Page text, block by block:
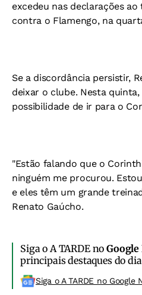
excedeu nas declarações
contra o Flamengo, na
Se a discordância persistir,
deixar o clube. Nesta
possibilidade de ir para o
"Estão falando que o
ninguém me procurou.
e eles têm um grande
Renato Gaúcho.
Siga o A TARDE no
principais destaques do
Siga o A TARDE no Google